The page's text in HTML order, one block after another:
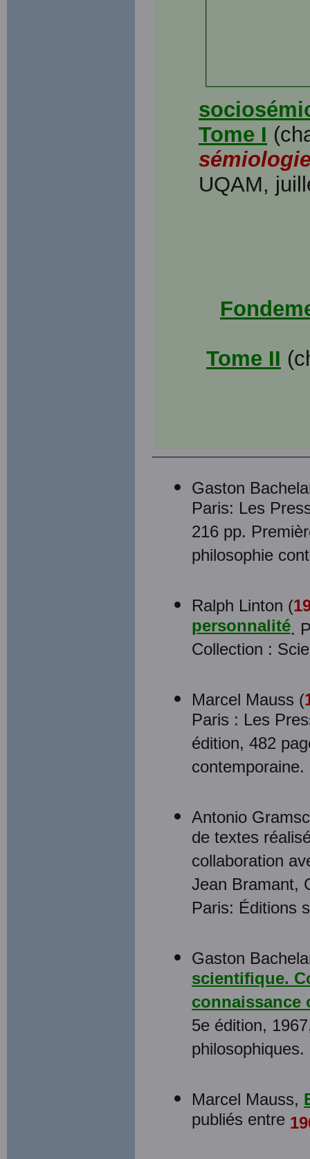
Tome I
UQAM,
Tome II
Gaston
Paris: Les
216 pp.
philosophie
Ralph Linton (
personnalité.
Collection :
Marcel Mauss (
Paris : Les
édition, 482
contemporaine.
Antonio
de textes
collaboration
Jean Bramant,
Paris: Éditions
Gaston
scientifique.
connaissance
5e édition,
philosophiques.
Marcel Mauss,
publiés entre